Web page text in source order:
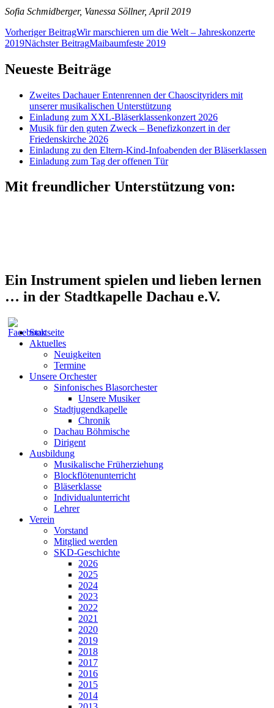
Sofia Schmidberger, Vanessa Söllner, April 2019
Beitragsnavigation
Vorheriger BeitragWir marschieren um die Welt – Jahreskonzerte
2019Nächster BeitragMaibaumfeste 2019
Neueste Beiträge
Zweites Dachauer Entenrennen der Chaoscityriders mit
unserer musikalischen Unterstützung
Einladung zum XXL-Bläserklassenkonzert 2026
Musik für den guten Zweck – Benefizkonzert in der
Friedenskirche 2026
Einladung zu den Eltern-Kind-Infoabenden der Bläserklassen
Einladung zum Tag der offenen Tür
Mit freundlicher Unterstützung von:
Ein Instrument spielen und lieben lernen
… in der Stadtkapelle Dachau e.V.
Startseite
Aktuelles
Neuigkeiten
Termine
Unsere Orchester
Sinfonisches Blasorchester
Unsere Musiker
Stadtjugendkapelle
Chronik
Dachau Böhmische
Dirigent
Ausbildung
Musikalische Früherziehung
Blockflötenunterricht
Bläserklasse
Individual­unterricht
Lehrer
Verein
Vorstand
Mitglied werden
SKD-Geschichte
2026
2025
2024
2023
2022
2021
2020
2019
2018
2017
2016
2015
2014